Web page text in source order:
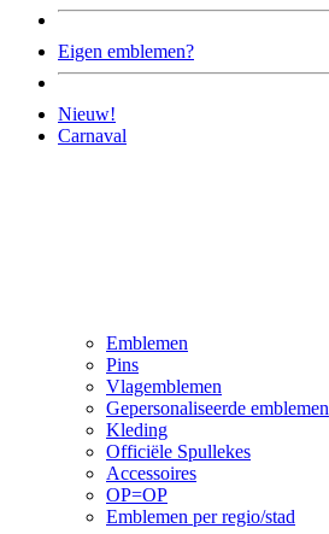
Eigen emblemen?
Nieuw!
Carnaval
Emblemen
Pins
Vlagemblemen
Gepersonaliseerde emblemen
Kleding
Officiële Spullekes
Accessoires
OP=OP
Emblemen per regio/stad